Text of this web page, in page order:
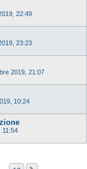
22:49
23:23
2019, 21:07
10:24
11:54